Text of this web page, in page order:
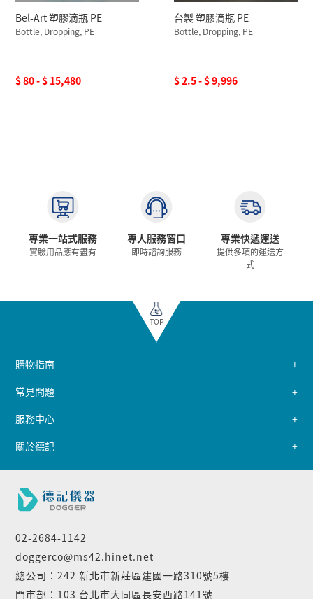
Bel-Art 塑膠滴瓶 PE
Bottle, Dropping, PE
$ 80 - $ 15,480
台製 塑膠滴瓶 PE
Bottle, Dropping, PE
$ 2.5 - $ 9,996
專業一站式服務
實驗用品應有盡有
專人服務窗口
即時諮詢服務
專業快遞運送
提供多項的運送方
式
TOP
02-2684-1142
doggerco@ms42.hinet.net
總公司：242 新北市新莊區建國一路310號5樓
門市部：103 台北市大同區長安西路141號
購物指南
常見問題
服務中心
關於德記